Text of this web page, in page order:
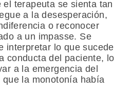
el terapeuta se sienta tan
a la desesperación,
o reconocer
a un impasse. Se
interpretar lo que sucede
conducta del paciente, lo
a la emergencia del
la monotonía había